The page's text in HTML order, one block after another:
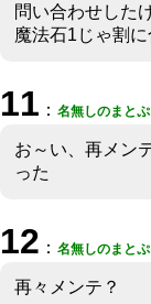
問い合わせした
魔法石1じゃ割
11 ： 名無しのまと
お～い、再メン
った
12 ： 名無しのまと
再々メンテ？